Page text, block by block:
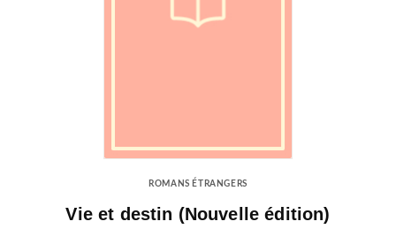
ROMANS ÉTRANGERS
Vie et destin (Nouvelle édition)